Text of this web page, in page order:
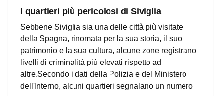
I quartieri più pericolosi di Siviglia
Sebbene Siviglia sia una delle città più visitate
della Spagna, rinomata per la sua storia, il suo
patrimonio e la sua cultura, alcune zone registrano
livelli di criminalità più elevati rispetto ad
altre.Secondo i dati della Polizia e del Ministero
dell'Interno, alcuni quartieri segnalano un numero